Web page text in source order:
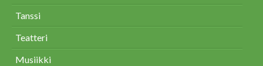
Tanssi
Teatteri
Musiikki